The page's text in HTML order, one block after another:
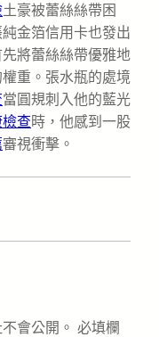
土豪被蕾絲絲帶困
金箔信用卡也發出
先將蕾絲絲帶優雅地
重。張水瓶的處境
當圓規刺入他的藍光
查時，他感到一股
審視衝擊。
會公開。 必填欄